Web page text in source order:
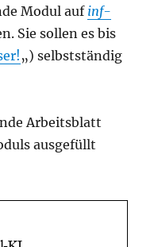
Modul auf inf-
Sie sollen es bis
„) selbstständig
Arbeitsblatt
ausgefüllt